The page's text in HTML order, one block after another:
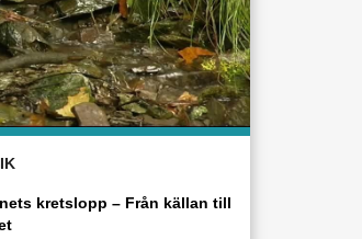
kretslopp – Från källan till